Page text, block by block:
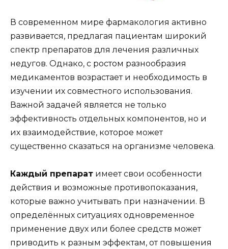
В современном мире фармакология активно
развивается, предлагая пациентам широкий
спектр препаратов для лечения различных
недугов. Однако, с ростом разнообразия
медикаментов возрастает и необходимость в
изучении их совместного использования.
Важной задачей является не только
эффективность отдельных компонентов, но и
их взаимодействие, которое может
существенно сказаться на организме человека.
Каждый препарат имеет свои особенности
действия и возможные противопоказания,
которые важно учитывать при назначении. В
определённых ситуациях одновременное
применение двух или более средств может
приводить к разным эффектам, от повышения